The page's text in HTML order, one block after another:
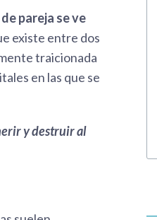
pareja se ve
existe entre dos
traicionada
en las que se
y destruir al